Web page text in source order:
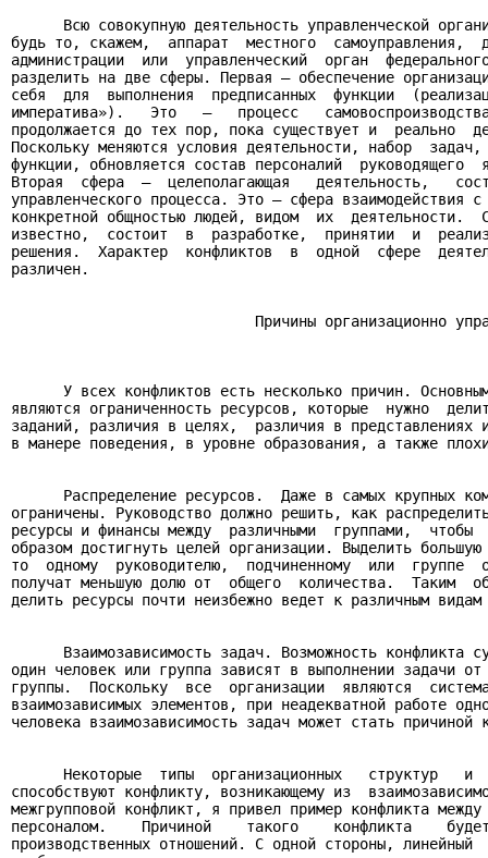
Всю совокупную деятельность управленческой
будь то, скажем,  аппарат  местного  самоуправления,
администрации  или  управленческий  орган
разделить на две сферы. Первая — обеспечение
себя  для  выполнения  предписанных  функции
императива»).   Это   —   процесс
продолжается до тех пор, пока существует и  реально
Поскольку меняются условия деятельности, набор
функции, обновляется состав персоналий  руководящего
Вторая  сфера  –  целеполагающая   деятельность,
управленческого процесса. Это – сфера взаимодействия
конкретной общностью людей, видом  их  деятельности.
известно,  состоит  в  разработке,  принятии  и
решения.  Характер  конфликтов  в  одной  сфере
различен.
Причины организационно
У всех конфликтов есть несколько причин.
являются ограниченность ресурсов, которые  нужно
заданий, различия в целях,  различия в представлениях
в манере поведения, в уровне образования, а также
Распределение ресурсов.  Даже в самых крупных
ограничены. Руководство должно решить, как
ресурсы и финансы между  различными  группами,  чтобы
образом достигнуть целей организации. Выделить
то  одному  руководителю,  подчиненному  или  группе
получат меньшую долю от  общего  количества.  Таким
делить ресурсы почти неизбежно ведет к различным
Взаимозависимость задач. Возможность конфликта
один человек или группа зависят в выполнении задачи
группы.  Поскольку  все  организации  являются
взаимозависимых элементов, при неадекватной работе
человека взаимозависимость задач может стать причиной
Некоторые  типы  организационных   структур   и
способствуют конфликту, возникающему из
межгрупповой конфликт, я привел пример конфликта
персоналом.    Причиной    такого    конфликта
производственных отношений. С одной стороны,